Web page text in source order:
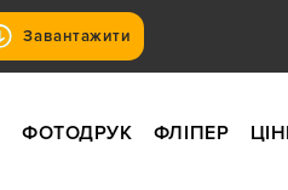
Завантажити
ФОТОДРУК ФЛІПЕР